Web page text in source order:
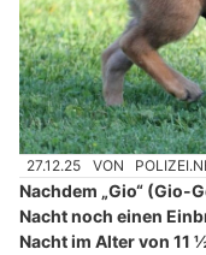
27.12.25 VON
Nachdem „Gio“ (Gio-
Nacht noch einen
Nacht im Alter von 11